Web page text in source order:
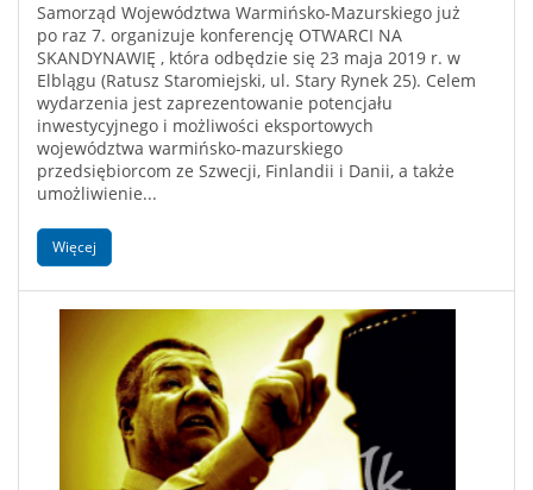
Samorząd Województwa Warmińsko-Mazurskiego już
po raz 7. organizuje konferencję OTWARCI NA
SKANDYNAWIĘ , która odbędzie się 23 maja 2019 r. w
Elblągu (Ratusz Staromiejski, ul. Stary Rynek 25). Celem
wydarzenia jest zaprezentowanie potencjału
inwestycyjnego i możliwości eksportowych
województwa warmińsko-mazurskiego
przedsiębiorcom ze Szwecji, Finlandii i Danii, a także
umożliwienie...
Więcej